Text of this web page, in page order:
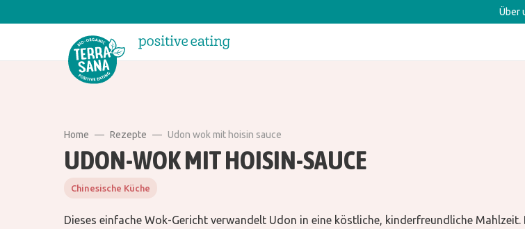
Über
Home Rezepte Udon wok mit hoisin sauce
UDON-WOK MIT HOISIN-SAUCE
Chinesische Küche
Dieses einfache Wok-Gericht verwandelt Udon in eine köstliche, kinderfreundliche